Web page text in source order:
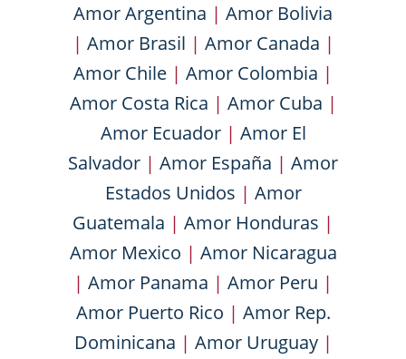
Amor Argentina | Amor Bolivia
| Amor Brasil | Amor Canada |
Amor Chile | Amor Colombia |
Amor Costa Rica | Amor Cuba |
Amor Ecuador| Amor El
Salvador | Amor España | Amor
Estados Unidos | Amor
Guatemala | Amor Honduras |
Amor Mexico | Amor Nicaragua
| Amor Panama | Amor Peru |
Amor Puerto Rico | Amor Rep.
Dominicana | Amor Uruguay|